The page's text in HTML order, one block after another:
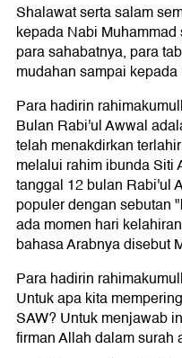
Shalawat serta salam
kepada Nabi
para sahabatnya, para
mudahan sampai
Para hadirin
Bulan Rabi'ul Awwal
telah menakdirkan
melalui rahim ibunda Siti
tanggal 12 bulan Rabi'ul
populer dengan sebutan
ada momen hari
bahasa Arabnya disebut
Para hadirin
Untuk apa kita
SAW? Untuk menjawab
firman Allah dalam surah